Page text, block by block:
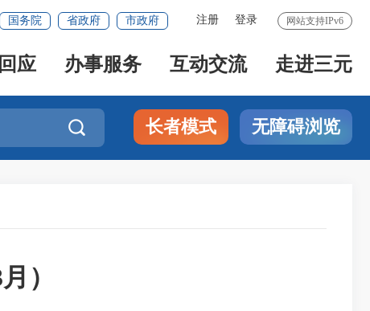
网站支持IPv6
注册 登录
国务院 省政府 市政府
应 办事服务 互动交流 走进三元
 长者模式 无障碍浏览
）